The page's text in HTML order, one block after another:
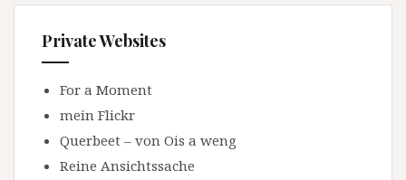
Private Websites
For a Moment
mein Flickr
Querbeet – von Ois a weng
Reine Ansichtssache